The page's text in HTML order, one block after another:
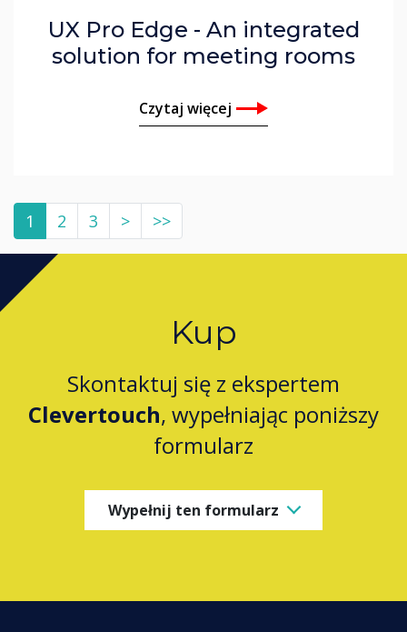
UX Pro Edge - An integrated
solution for meeting rooms
Czytaj więcej
1 2 3 > >>
Kup
Skontaktuj się z ekspertem
Clevertouch, wypełniając poniższy
formularz
Wypełnij ten formularz